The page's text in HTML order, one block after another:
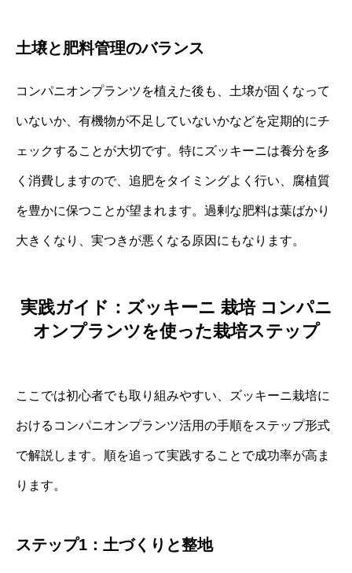
土壌と肥料管理のバランス
コンパニオンプランツを植えた後も、土壌が固くなって
いないか、有機物が不足していないかなどを定期的にチ
ェックすることが大切です。特にズッキーニは養分を多
く消費しますので、追肥をタイミングよく行い、腐植質
を豊かに保つことが望まれます。過剰な肥料は葉ばかり
大きくなり、実つきが悪くなる原因にもなります。
実践ガイド：ズッキーニ 栽培 コンパニ
オンプランツを使った栽培ステップ
ここでは初心者でも取り組みやすい、ズッキーニ栽培に
おけるコンパニオンプランツ活用の手順をステップ形式
で解説します。順を追って実践することで成功率が高ま
ります。
ステップ1：土づくりと整地